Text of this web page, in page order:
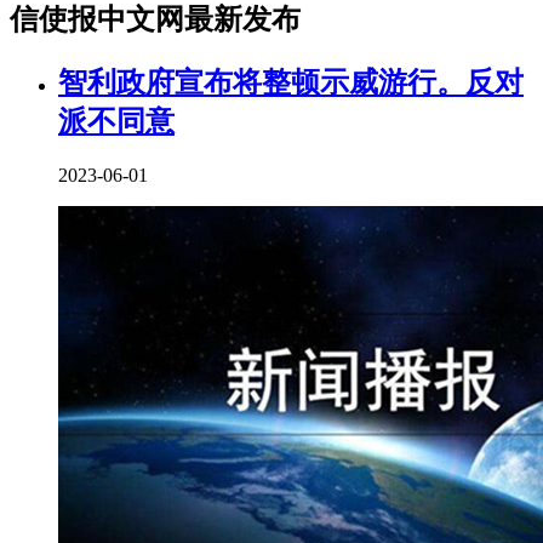
信使报中文网最新发布
智利政府宣布将整顿示威游行。反对
派不同意
2023-06-01